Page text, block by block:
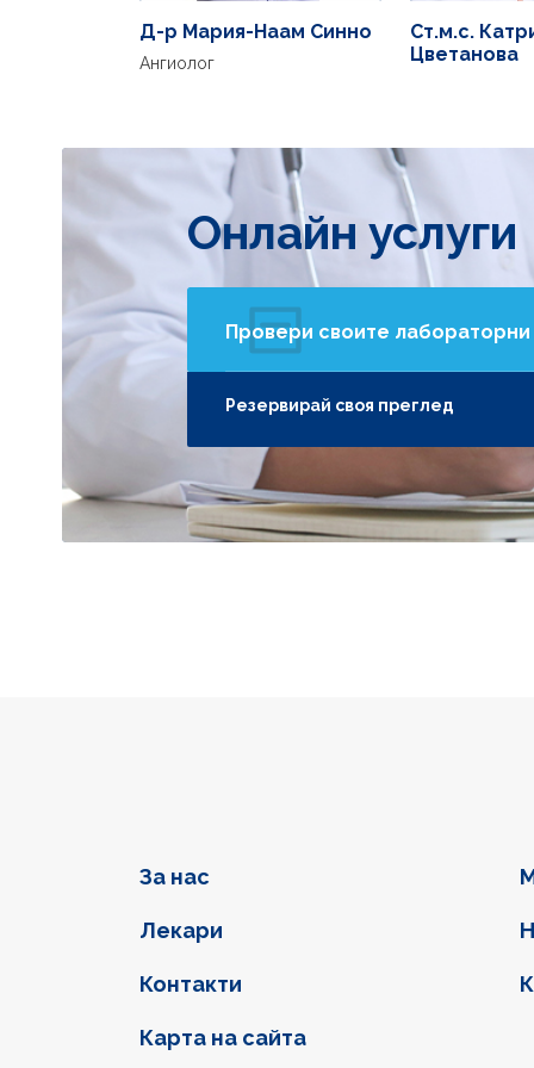
Д-р Мария-Наам Синно
Ангиолог
Ст.м.с.
Цветанова
Онлайн услуги
Провери своите лабораторни
Резервирай своя преглед
Фуутер навигация
За нас
Лекари
Контакти
Карта на сайта